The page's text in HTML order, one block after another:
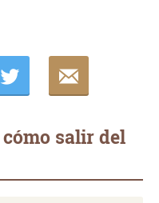
cómo salir del